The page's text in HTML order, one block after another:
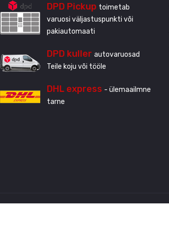
DPD Pickup toimetab
varuosi väljastuspunkti või
pakiautomaati
DPD kuller autovaruosad
Teile koju või tööle
DHL express - ülemaailmne
tarne